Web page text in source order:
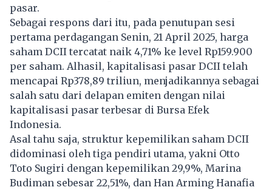
pasar.
Sebagai respons dari itu, pada penutupan sesi
pertama perdagangan Senin, 21 April 2025, harga
saham DCII tercatat naik 4,71% ke level Rp159.900
per saham. Alhasil, kapitalisasi pasar DCII telah
mencapai Rp378,89 triliun, menjadikannya sebagai
salah satu dari delapan emiten dengan nilai
kapitalisasi pasar terbesar di Bursa Efek
Indonesia.
Asal tahu saja, struktur kepemilikan saham DCII
didominasi oleh tiga pendiri utama, yakni Otto
Toto Sugiri dengan kepemilikan 29,9%, Marina
Budiman sebesar 22,51%, dan Han Arming Hanafia